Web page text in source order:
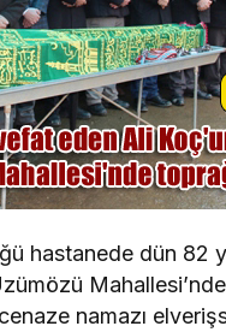
hastanede dün 82
namazı